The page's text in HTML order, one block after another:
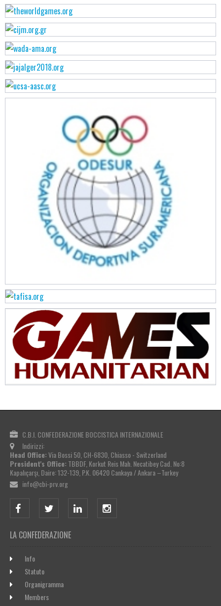
C.B.I. CONFEDERAZIONE BOCCISTICA INTERNAZIONALE
Indirizzi:
Head Office:Via Bossi 50, CH-6830, Chiasso - Switzerland
President's Office: TBBDF, Korkut Reis Mah. Necatibey Cad. No:8
Kapalıçarşı, Daire: 132-139, P.K. 06420 Cankaya / Ankara –Turkey
info@cbi-prv.org
LA CONFEDERAZIONE
Info
Statuto
Organigramma
Members